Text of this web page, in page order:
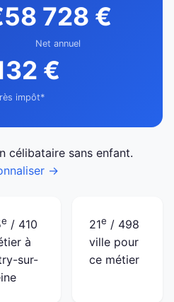
58 728 €
Net annuel
€
impôt*
célibataire sans enfant.
→
e / 410
à
sur-
21e / 498
ville pour
ce métier